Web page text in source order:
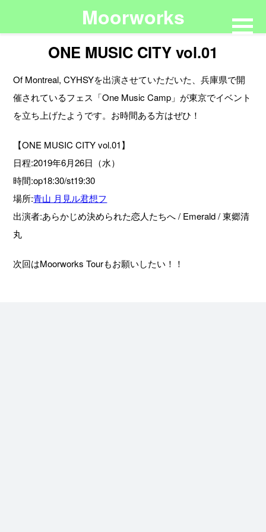
Moorworks
ONE MUSIC CITY vol.01
Of Montreal, CYHSYを出演させていただいた、兵庫県で開
催されているフェス「One Music Camp」が東京でイベント
を立ち上げたようです。お時間ある方はぜひ！
【ONE MUSIC CITY vol.01】
日程:2019年6月26日（水）
時間:op18:30/st19:30
場所:青山 月見ル君想フ
出演者:あらかじめ決められた恋人たちへ / Emerald / 東郷清
丸
次回はMoorworks Tourもお願いしたい！！